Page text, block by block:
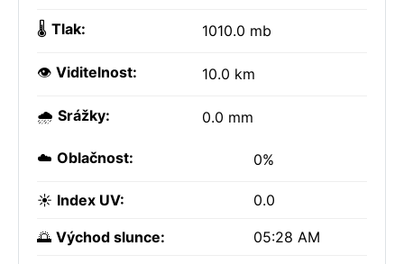
🌡️ Tlak: 1010.0 mb
👁️ Viditelnost: 10.0 km
🌧️ Srážky: 0.0 mm
☁️ Oblačnost: 0%
☀️ Index UV: 0.0
🌅 Východ slunce: 05:28 AM